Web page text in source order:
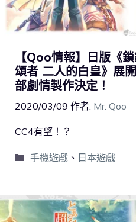
【Qoo情報】日版《
頌者 二人的白皇》展
部劇情製作決定！
2020/03/09 作者: Mr. Qoo
CC4有望！？
手機遊戲、 日本遊戲